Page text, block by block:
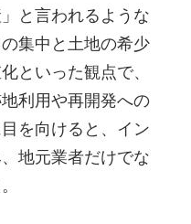
と言われるような
集中と土地の希少
といった観点で、
利用や再開発への
を向けると、イン
地元業者だけでな